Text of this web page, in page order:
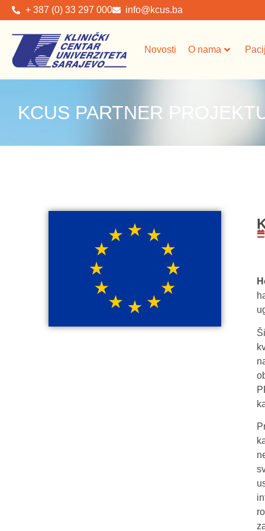
+ 387 (0) 33 297 000 info@kcus.ba
Novosti O nama
KCUS PARTNER